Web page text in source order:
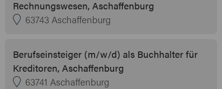
Rechnungswesen, Aschaffenburg
63743 Aschaffenburg
Berufseinsteiger (m/w/d) als Buchhalter für
Kreditoren, Aschaffenburg
63741 Aschaffenburg